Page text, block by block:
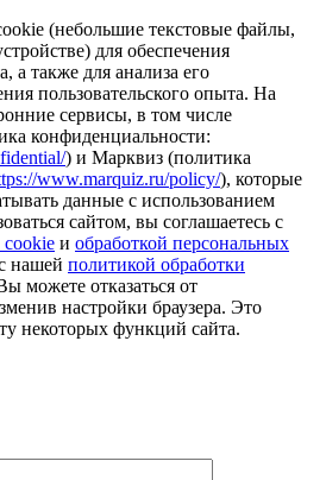
(небольшие текстовые файлы,
для обеспечения
а также для анализа его
пользовательского опыта. На
сервисы, в том числе
конфиденциальности:
) и Марквиз (политика
www.marquiz.ru/policy/), которые
данные с использованием
сайтом, вы соглашаетесь с
cookie и обработкой персональных
нашей политикой обработки
можете отказаться от
настройки браузера. Это
некоторых функций сайта.